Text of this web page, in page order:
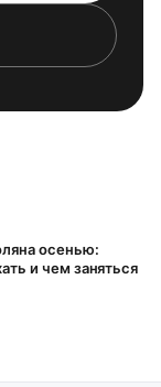
осенью:
и чем заняться